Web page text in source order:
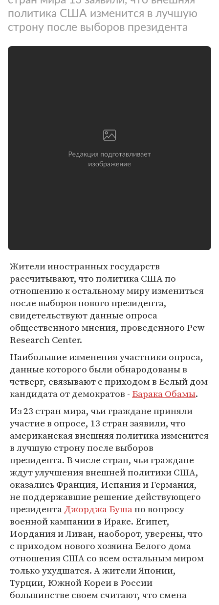
политика США изменится в лучшую
строну после выборов президента
Жители иностранных государств
рассчитывают, что политика США по
отношению к остальному миру измениться
после выборов нового президента,
свидетельствуют данные опроса
общественного мнения, проведенного Pew
Research Center.
Наибольшие изменения участники опроса,
данные которого были обнародованы в
четверг, связывают с приходом в Белый дом
кандидата от демократов - Барака Обамы.
Из 23 стран мира, чьи граждане приняли
участие в опросе, 13 стран заявили, что
американская внешняя политика изменится
в лучшую строну после выборов
президента. В числе стран, чьи граждане
ждут улучшения внешней политики США,
оказались Франция, Испания и Германия,
не поддержавшие решение действующего
президентаДжорджа Бушапо вопросу
военной кампании в Ираке. Египет,
Иордания и Ливан, наоборот, уверены, что
с приходом нового хозяина Белого дома
отношения США со всем остальным миром
только ухудшатся. А жители Японии,
Турции, Южной Кореи в России
большинстве своем считают, что смена